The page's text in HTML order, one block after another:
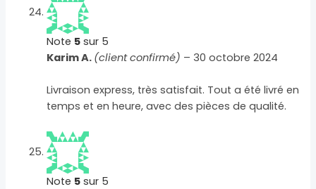
Note 5 sur 5
Karim A. (client confirmé) – 30 octobre 2024
Livraison express, très satisfait. Tout a été livré en
temps et en heure, avec des pièces de qualité.
Note 5 sur 5